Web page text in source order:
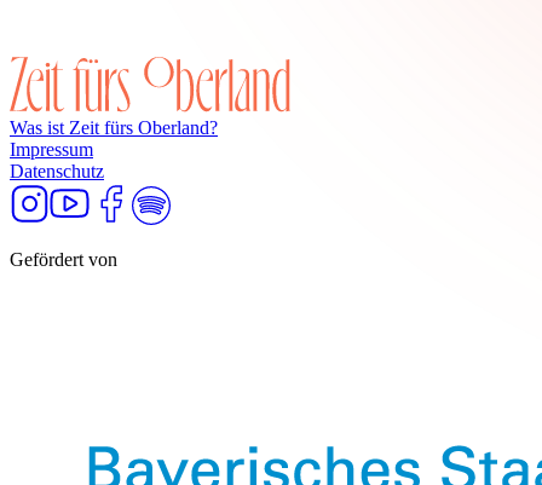
Was ist Zeit fürs Oberland?
Impressum
Datenschutz
Gefördert von